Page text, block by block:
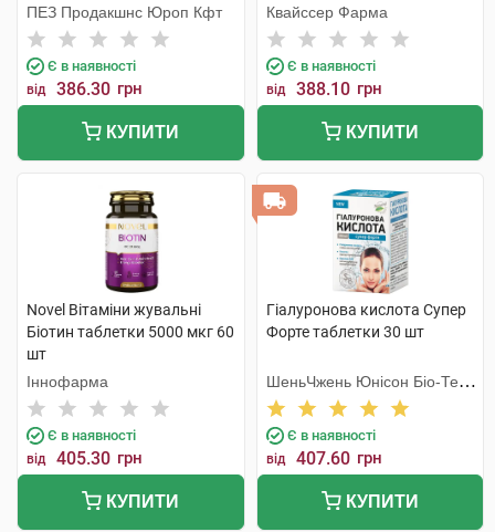
ПЕЗ Продакшнс Юроп Кфт
Є в наявності
від 386.30 грн
КУПИТИ
Квайссер Фарма
Є в наявності
від 388.10 грн
КУПИТИ
Novel Вітаміни жувальні
Біотин таблетки 5000 мкг 60
шт
Іннофарма
Є в наявності
від 405.30 грн
КУПИТИ
Гіалуронова кислота Супер
Форте таблетки 30 шт
ШеньЧжень Юнісон Біо-Тек
Ко. Лтд
Є в наявності
від 407.60 грн
КУПИТИ